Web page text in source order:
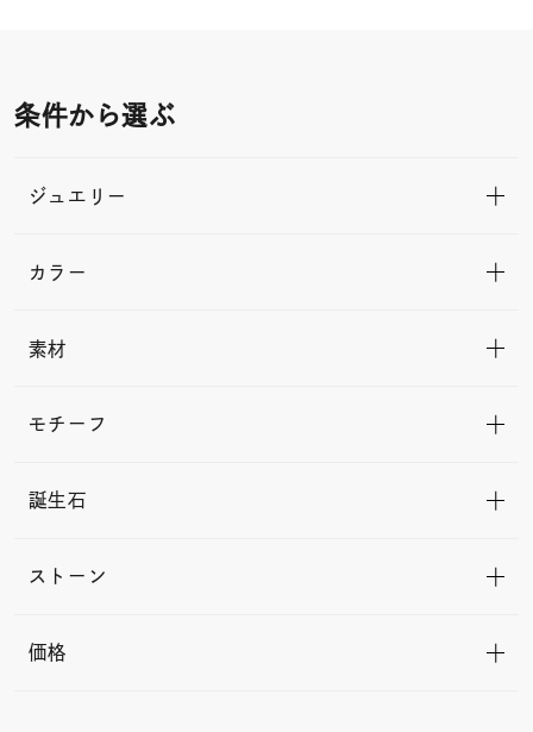
条件から選ぶ
ジュエリー
カラー
素材
モチーフ
誕生石
ストーン
価格